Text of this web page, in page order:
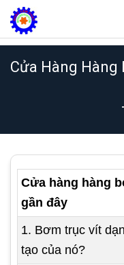
Cửa Hàng Hàng
Cửa hàng hàng
gần đây
1. Bơm trục vít
tạo của nó?